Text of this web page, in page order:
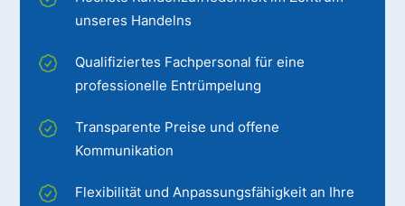
unseres Handelns
Qualifiziertes Fachpersonal für eine
professionelle Entrümpelung
Transparente Preise und offene
Kommunikation
Flexibilität und Anpassungsfähigkeit an Ihre